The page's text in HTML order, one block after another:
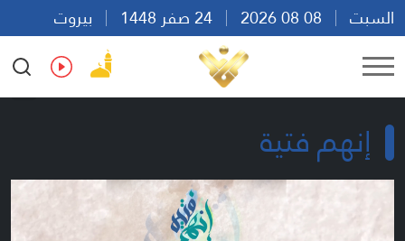
السبت
بيروت
12:25
Ar En Fr Es
إنهم فتية